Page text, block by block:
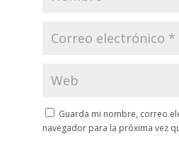
Guarda mi nombre, correo
navegador para la próxima vez